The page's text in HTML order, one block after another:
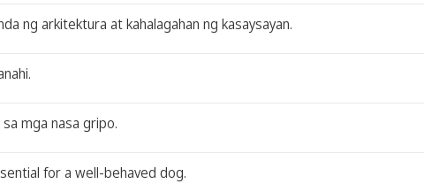
ng arkitektura at kahalagahan ng kasaysayan.
mga nasa gripo.
for a well-behaved dog.